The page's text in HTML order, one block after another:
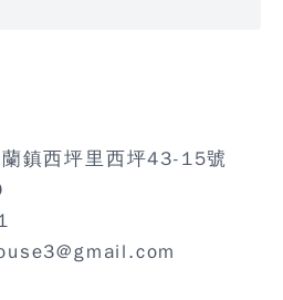
鎮西坪里西坪43-15號